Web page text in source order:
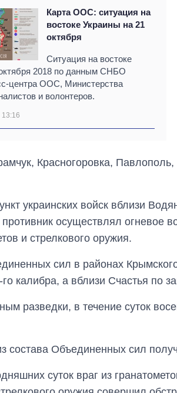
Карта ООС: ситуация на
востоке Украины на 21
октября
Ситуация на востоке
2018 по данным СНБО
центра ООС, Министерства
и волонтеров.
13:16
Красногоровка,
украинских войск вблизи
осуществлял огневое
и стрелкового оружия.
сил в районах
калибра, а вблизи Счастья по
разведки, в течение суток
состава Объединенных сил
суток враг из